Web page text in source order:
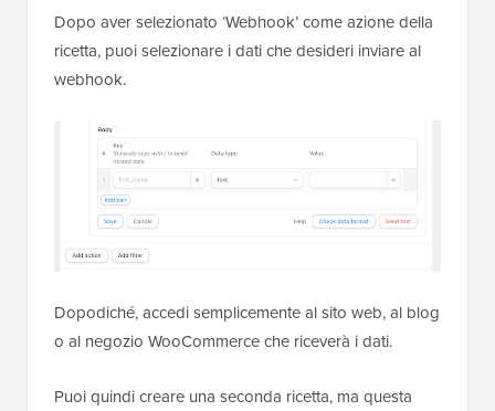
Dopo aver selezionato ‘Webhook’ come azione della
ricetta, puoi selezionare i dati che desideri inviare al
webhook.
Dopodiché, accedi semplicemente al sito web, al blog
o al negozio WooCommerce che riceverà i dati.
Puoi quindi creare una seconda ricetta, ma questa